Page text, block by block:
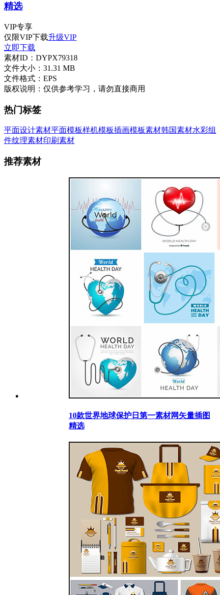
精选
VIP专享
仅限VIP下载升级VIP
立即下载
素材ID： DYPX79318
文件大小： 31.31 MB
文件格式： EPS
版权说明： 仅供参考学习，请勿直接商用
热门标签
平面设计素材平面模板样机模板插画模板素材韩国素材水彩组
件纹理素材印刷素材
推荐素材
10款世界地球保护日第一素材网矢量插图
精选